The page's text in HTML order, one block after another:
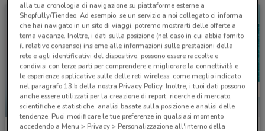
-3 GIORNI
alla tua cronologia di navigazione su piattaforme esterne a
Shopfully/Tiendeo. Ad esempio, se un servizio a noi collegato ci informa
che hai navigato in un sito di viaggi, potremo mostrarti delle offerte a
tema vacanze. Inoltre, i dati sulla posizione (nel caso in cui abbia fornito
il relativo consenso) insieme alle informazioni sulle prestazioni della
rete e agli identificativi del dispositivo, possono essere raccolte e
condivisi con terze parti per comprendere e migliorare la connettività e
le esperienze applicative sulle delle reti wireless, come meglio indicato
nel paragrafo 13.b della nostra Privacy Policy. Inoltre, i tuoi dati possono
anche essere utilizzati per la creazione di report, ricerche di mercato,
scientifiche e statistiche, analisi basate sulla posizione e analisi delle
tendenze. Puoi modificare le tue preferenze in qualsiasi momento
accedendo a Menu > Privacy > Personalizzazione all'interno della